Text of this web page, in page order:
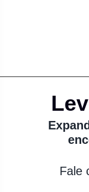
Fale